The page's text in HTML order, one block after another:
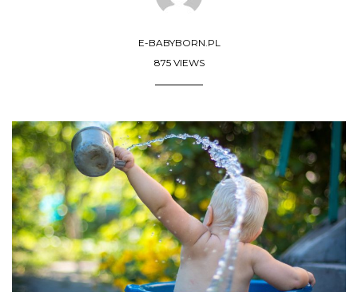
E-BABYBORN.PL
875 VIEWS